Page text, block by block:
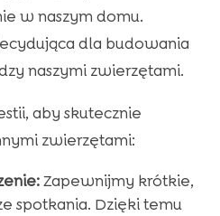
w naszym domu.
dla budowania
naszymi zwierzętami.
aby skutecznie
zwierzętami:
Zapewnijmy krótkie,
spotkania. Dzięki temu